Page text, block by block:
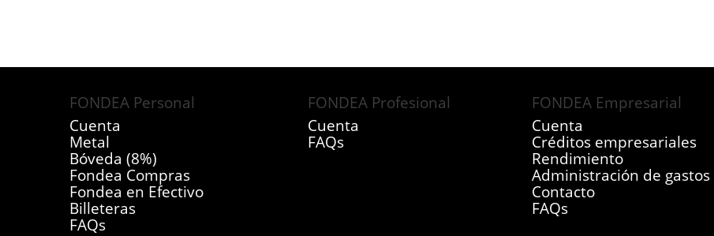
FONDEA Personal
Cuenta
Metal
Bóveda (8%)
Fondea Compras
Fondea en Efectivo
Billeteras
FAQs
FONDEA Profesional
Cuenta
FAQs
FONDEA Empresarial
Cuenta
Créditos empresariales
Rendimiento
Administración de gastos
Contacto
FAQs